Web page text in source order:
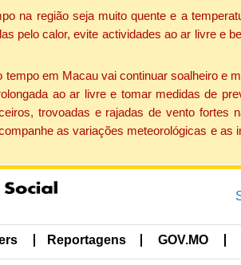
na região seja muito quente e a
pelo calor, evite actividades ao ar livre e
em Macau vai continuar soalheiro e
ao ar livre e tomar medidas de
trovoadas e rajadas de vento fortes
as variações meteorológicas e
Reportagens GOV.MO